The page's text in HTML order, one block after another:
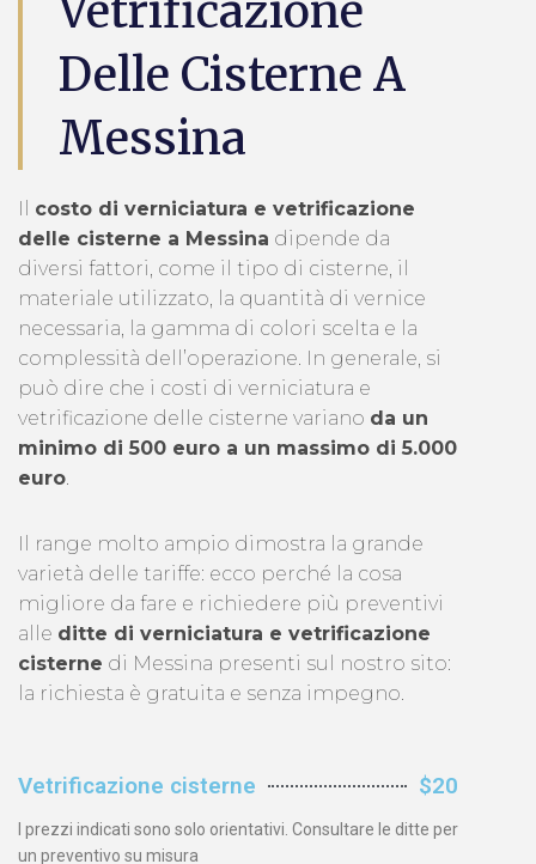
Delle Cisterne A
Messina
Il costo di verniciatura e vetrificazione
delle cisterne a Messina dipende da
diversi fattori, come il tipo di cisterne, il
materiale utilizzato, la quantità di vernice
necessaria, la gamma di colori scelta e la
complessità dell’operazione. In generale, si
può dire che i costi di verniciatura e
vetrificazione delle cisterne variano da un
minimo di 500 euro a un massimo di 5.000
euro.
Il range molto ampio dimostra la grande
varietà delle tariffe: ecco perché la cosa
migliore da fare e richiedere più preventivi
alle ditte di verniciatura e vetrificazione
cisterne di Messina presenti sul nostro sito:
la richiesta è gratuita e senza impegno.
Vetrificazione cisterne $20
I prezzi indicati sono solo orientativi. Consultare le ditte per
un preventivo su misura